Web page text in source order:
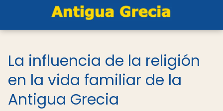
La influencia de la religión
en la vida familiar de la
Antigua Grecia